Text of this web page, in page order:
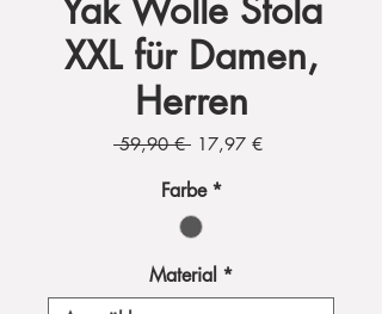
Yak Wolle Stola
XXL für Damen,
Herren
59,90 € Standardpreis
17,97 €Sale-
Farbe *
Material *